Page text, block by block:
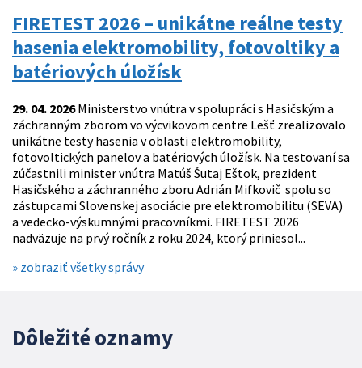
FIRETEST 2026 – unikátne reálne testy
hasenia elektromobility, fotovoltiky a
batériových úložísk
29. 04. 2026Ministerstvo vnútra v spolupráci s Hasičským a
záchranným zborom vo výcvikovom centre Lešť zrealizovalo
unikátne testy hasenia v oblasti elektromobility,
fotovoltických panelov a batériových úložísk. Na testovaní sa
zúčastnili minister vnútra Matúš Šutaj Eštok, prezident
Hasičského a záchranného zboru Adrián Mifkovič spolu so
zástupcami Slovenskej asociácie pre elektromobilitu (SEVA)
a vedecko-výskumnými pracovníkmi. FIRETEST 2026
nadväzuje na prvý ročník z roku 2024, ktorý priniesol...
» zobraziť všetky správy
Dôležité oznamy